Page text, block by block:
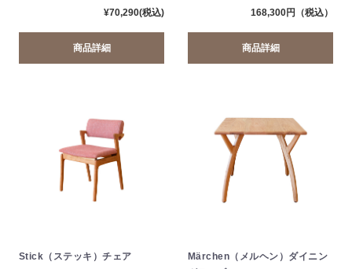
¥70,290(税込)
商品詳細
168,300円（税込）
商品詳細
Stick（ステッキ）チェア Märchen（メルヘン）ダイニン